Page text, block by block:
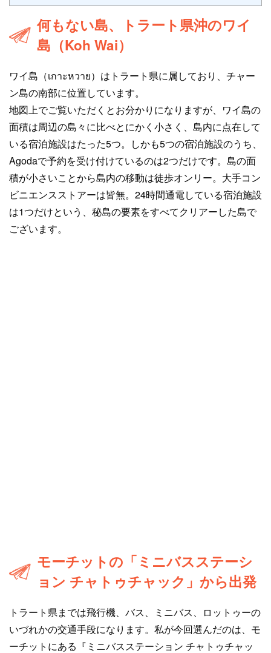
何もない島、トラート県沖のワイ
島（Koh Wai）
ワイ島（เกาะหวาย）はトラート県に属しており、チャー
ン島の南部に位置しています。
地図上でご覧いただくとお分かりになりますが、ワイ島の
面積は周辺の島々に比べとにかく小さく、島内に点在して
いる宿泊施設はたった5つ。しかも5つの宿泊施設のうち、
Agodaで予約を受け付けているのは2つだけです。島の面
積が小さいことから島内の移動は徒歩オンリー。大手コン
ビニエンスストアーは皆無。24時間通電している宿泊施設
は1つだけという、秘島の要素をすべてクリアーした島で
ございます。
モーチットの「ミニバスステーシ
ョン チャトゥチャック」から出発
トラート県までは飛行機、バス、ミニバス、ロットゥーの
いづれかの交通手段になります。私が今回選んだのは、モ
ーチットにある『ミニバスステーション チャトゥチャッ